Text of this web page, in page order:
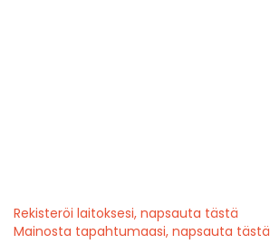
Rekisteröi laitoksesi, napsauta tästä
Mainosta tapahtumaasi, napsauta tästä